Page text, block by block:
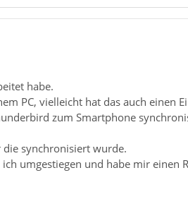
habe.
PC, vielleicht hat das auch einen
zum Smartphone
die synchronisiert wurde.
umgestiegen und habe mir einen